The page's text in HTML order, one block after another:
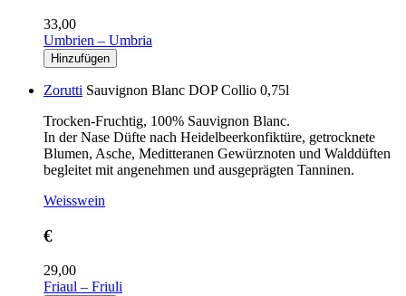
33,00
Umbrien – Umbria
Zorutti Sauvignon Blanc DOP Collio 0,75l
Trocken-Fruchtig, 100% Sauvignon Blanc.
In der Nase Düfte nach Heidelbeerkonfiktüre, getrocknete
Blumen, Asche, Meditteranen Gewürznoten und Walddüften
begleitet mit angenehmen und ausgeprägten Tanninen.
Weisswein
€
29,00
Friaul – Friuli